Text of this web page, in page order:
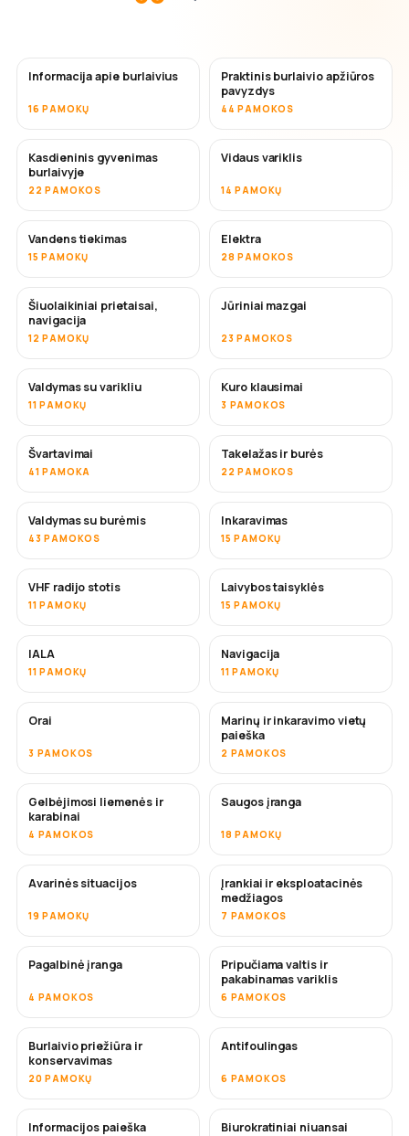
Informacija apie burlaivius
16 PAMOKŲ
Praktinis burlaivio apžiūros
pavyzdys
44 PAMOKOS
Kasdieninis gyvenimas
burlaivyje
22 PAMOKOS
Vidaus variklis
14 PAMOKŲ
Vandens tiekimas
15 PAMOKŲ
Elektra
28 PAMOKOS
Šiuolaikiniai prietaisai,
navigacija
12 PAMOKŲ
Jūriniai mazgai
23 PAMOKOS
Valdymas su varikliu
11 PAMOKŲ
Kuro klausimai
3 PAMOKOS
Švartavimai
41 PAMOKA
Takelažas ir burės
22 PAMOKOS
Valdymas su burėmis
43 PAMOKOS
Inkaravimas
15 PAMOKŲ
VHF radijo stotis
11 PAMOKŲ
Laivybos taisyklės
15 PAMOKŲ
IALA
11 PAMOKŲ
Navigacija
11 PAMOKŲ
Orai
3 PAMOKOS
Marinų ir inkaravimo vietų
paieška
2 PAMOKOS
Gelbėjimosi liemenės ir
karabinai
4 PAMOKOS
Saugos įranga
18 PAMOKŲ
Avarinės situacijos
19 PAMOKŲ
Įrankiai ir eksploatacinės
medžiagos
7 PAMOKOS
Pagalbinė įranga
4 PAMOKOS
Pripučiama valtis ir
pakabinamas variklis
6 PAMOKOS
Burlaivio priežiūra ir
konservavimas
20 PAMOKŲ
NETRUKUS
Antifoulingas
6 PAMOKOS
Informacijos paieška Biurokratiniai niuansai